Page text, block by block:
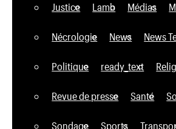
Justice Lamb Médias
Nécrologie News News
Politique ready_text
Revue de presse Santé
Sondage Sports